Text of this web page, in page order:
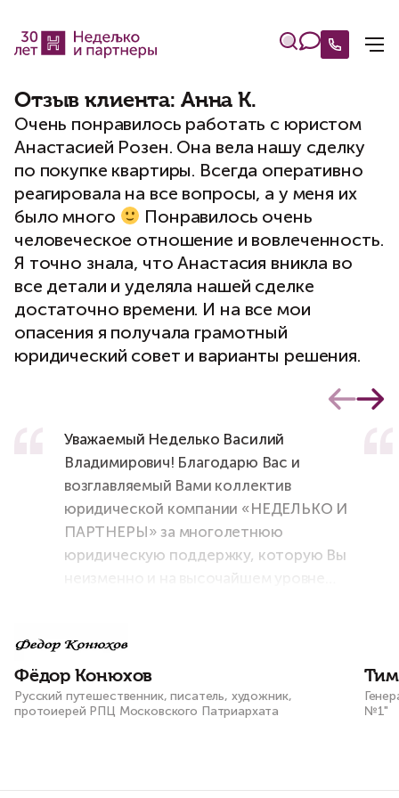
Отзыв клиента: Анна К.
Очень понравилось работать с юристом
Анастасией Розен. Она вела нашу сделку
по покупке квартиры. Всегда оперативно
реагировала на все вопросы, а у меня их
было много
Понравилось очень
человеческое отношение и вовлеченность.
Я точно знала, что Анастасия вникла во
все детали и уделяла нашей сделке
достаточно времени. И на все мои
опасения я получала грамотный
юридический совет и варианты решения.
Уважаемый Неделько Василий
Владимирович! Благодарю Вас и
возглавляемый Вами коллектив
юридической компании «НЕДЕЛЬКО И
ПАРТНЕРЫ» за многолетнюю
юридическую поддержку, которую Вы
неизменно и на высочайшем уровне
Фёдор Конюхов
Русский путешественник, писатель, художник,
протоиерей РПЦ Московского Патриархата
№1"